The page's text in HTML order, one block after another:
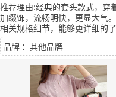
推荐理由:经典的套头款式，穿
加缀饰，流畅明快，更显大气。
相关规格细节，能够更详细的
品牌 ：其他品牌